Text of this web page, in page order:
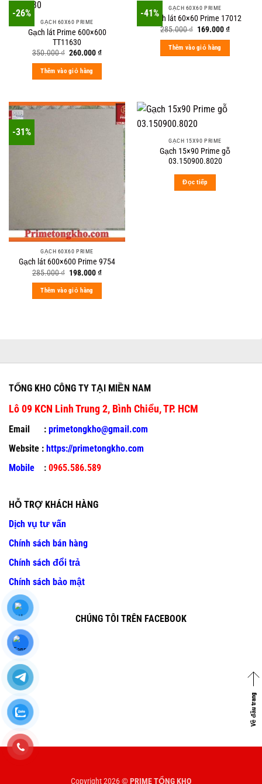
-26%
GẠCH 60X60 PRIME
Gạch lát Prime 600×600
TT11630
350.000₫ Original
was:
350.000 ₫.
260.000₫Current
Thêm vào giỏ hàng
-41% GẠCH 60X60 PRIME
Gạch lát 60×60 Prime 17012
285.000₫ Original
was:
285.000 ₫.
169.000₫Current
Thêm vào giỏ hàng
-31%
GẠCH 60X60 PRIME
Gạch lát 600×600 Prime 9754
285.000₫ Original
was:
285.000 ₫.
198.000₫Current
Thêm vào giỏ hàng
GẠCH 15X90 PRIME
Gạch 15×90 Prime gỗ
03.150900.8020
Đọc tiếp
TỔNG KHO CÔNG TY TẠI MIỀN NAM
Lô 09 KCN Linh Trung 2, Bình Chiểu, TP. HCM
Email : primetongkho@gmail.com
Website : https://primetongkho.com
Mobile : 0965.586.589
HỖ TRỢ KHÁCH HÀNG
Dịch vụ tư vấn
Chính sách bán hàng
Chính sách đổi trả
Chính sách bảo mật
CHÚNG TÔI TRÊN FACEBOOK
Về đầu trang
Copyright 2026 ©PRIME TỔNG KHO